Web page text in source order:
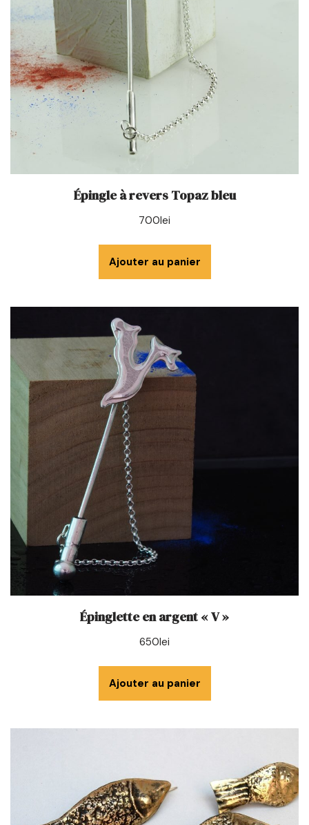
Épingle à revers Topaz bleu
700lei
Ajouter au panier
Épinglette en argent « V »
650lei
Ajouter au panier